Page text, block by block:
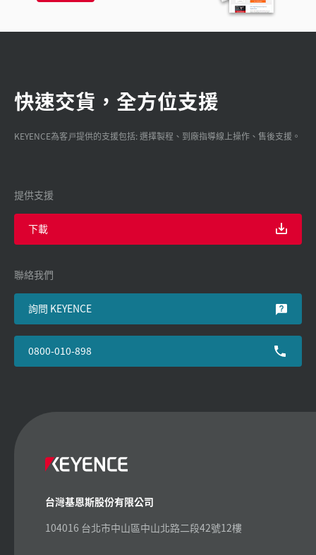
快速交貨，全方位支援
KEYENCE為客戸提供的支援包括: 選擇製程、到廠指導線上操作、售後支援。
提供支援
下載
聯絡我們
詢問 KEYENCE
0800-010-898
台灣基恩斯股份有限公司
104016 台北市中山區中山北路二段42號12樓